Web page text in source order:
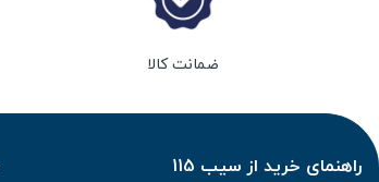
ضمانت کالا
راهنمای خرید از سیب 115